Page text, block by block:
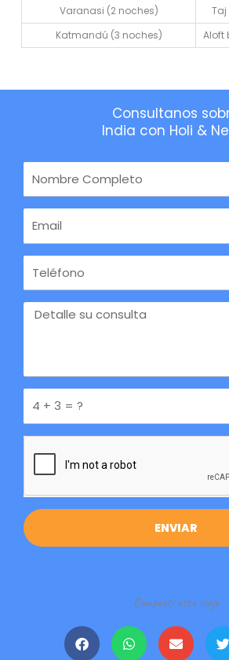
Varanasi (2 noches)
Katmandú (3 noches)
Aloft
Consultanos
India con Holi &
Nombre
Completo
Email
Teléfono
Consulte
Pregunta
ENVIAR
Compartí este viaje